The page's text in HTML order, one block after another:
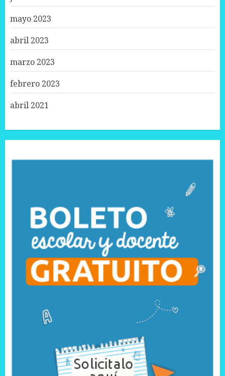
mayo 2023
abril 2023
marzo 2023
febrero 2023
abril 2021